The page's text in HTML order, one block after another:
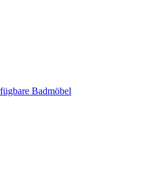
Badmöbel